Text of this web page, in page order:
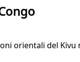
orientali del